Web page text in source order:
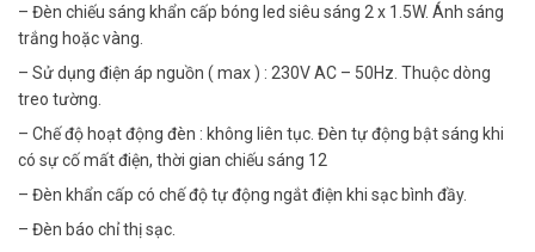
– Đèn chiếu sáng khẩn cấp bóng led siêu sáng 2 x 1.5W. Ánh sáng
trắng hoặc vàng.
– Sử dụng điện áp nguồn ( max ) : 230V AC – 50Hz. Thuộc dòng
treo tường.
– Chế độ hoạt động đèn : không liên tục. Đèn tự động bật sáng khi
có sự cố mất điện, thời gian chiếu sáng 12
– Đèn khẩn cấp có chế độ tự động ngắt điện khi sạc bình đầy.
– Đèn báo chỉ thị sạc.